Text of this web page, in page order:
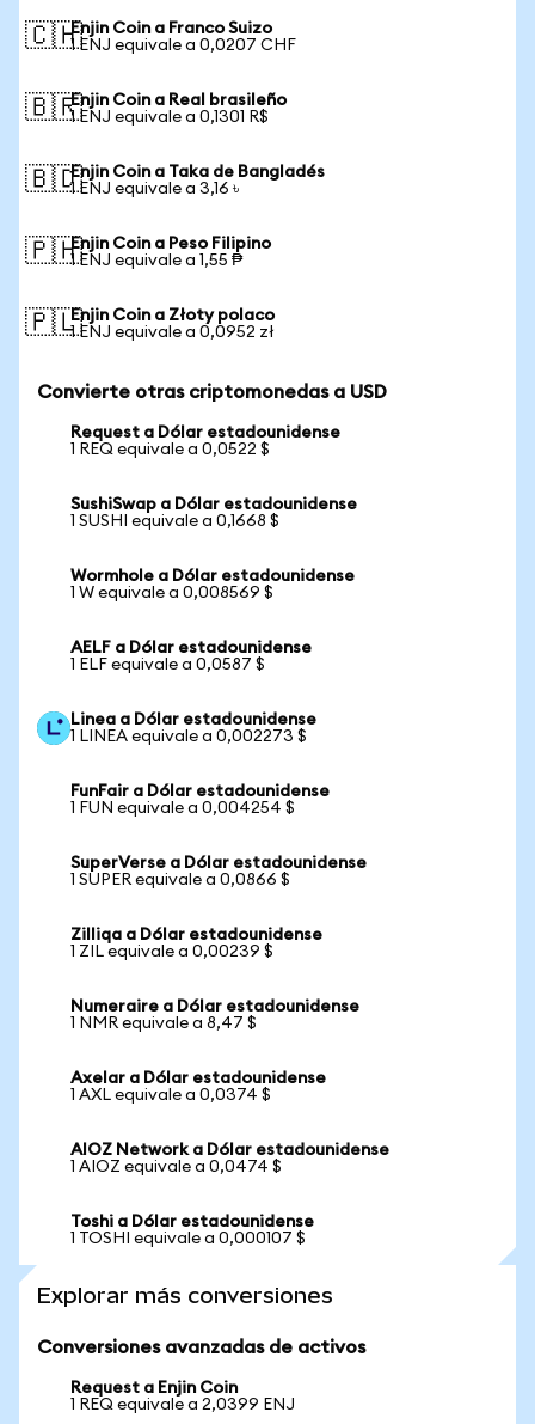
🇨🇭Enjin Coin a Franco Suizo
1 ENJ equivale a 0,0207 CHF
🇧🇷Enjin Coin a Real brasileño
1 ENJ equivale a 0,1301 R$
🇧🇩Enjin Coin a Taka de Bangladés
1 ENJ equivale a 3,16 ৳
🇵🇭Enjin Coin a Peso Filipino
1 ENJ equivale a 1,55 ₱
🇵🇱Enjin Coin a Złoty polaco
1 ENJ equivale a 0,0952 zł
Convierte otras criptomonedas a USD
Request a Dólar estadounidense
1 REQ equivale a 0,0522 $
SushiSwap a Dólar estadounidense
1 SUSHI equivale a 0,1668 $
Wormhole a Dólar estadounidense
1 W equivale a 0,008569 $
AELF a Dólar estadounidense
1 ELF equivale a 0,0587 $
Linea a Dólar estadounidense
1 LINEA equivale a 0,002273 $
FunFair a Dólar estadounidense
1 FUN equivale a 0,004254 $
SuperVerse a Dólar estadounidense
1 SUPER equivale a 0,0866 $
Zilliqa a Dólar estadounidense
1 ZIL equivale a 0,00239 $
Numeraire a Dólar estadounidense
1 NMR equivale a 8,47 $
Axelar a Dólar estadounidense
1 AXL equivale a 0,0374 $
AIOZ Network a Dólar estadounidense
1 AIOZ equivale a 0,0474 $
Toshi a Dólar estadounidense
1 TOSHI equivale a 0,000107 $
Explorar más conversiones
Conversiones avanzadas de activos
Request a Enjin Coin
1 REQ equivale a 2,0399 ENJ